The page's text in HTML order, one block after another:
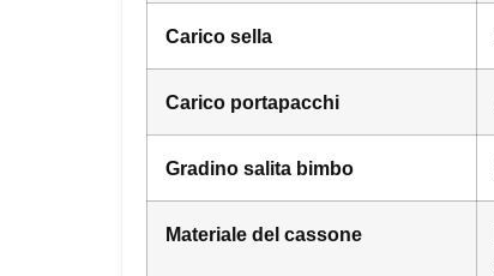
Carico sella
Carico portapacchi
Gradino salita bimbo
Materiale del cassone